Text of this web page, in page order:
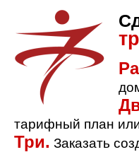
тарифный план или
Три. Заказать